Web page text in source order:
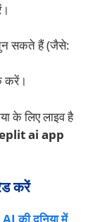
सकते हैं (जैसे:
करें।
के लिए लाइव है
ai app
करें